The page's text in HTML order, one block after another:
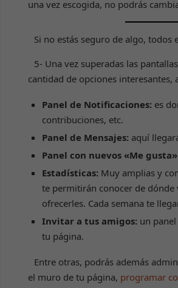
una vez escogida, no podrás
Si no estás seguro de algo,
5- Una vez superadas las
cantidad de opciones interesantes,
Panel de Notificaciones:es
contribuciones, etc.
Panel de Mensajes:aquí
Panel con nuevos «Me
Estadísticas:Muy amplias y
te permitirán conocer de dónde
ofrecerles. Cada semana te
Invitar a tus amigos:un panel
tu página.
Entre otras, podrás además
el muro de tu página, programar